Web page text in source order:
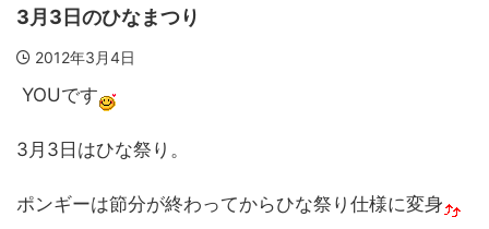
3月3日のひなまつり
2012年3月4日
YOUです
3月3日はひな祭り。
ポンギーは節分が終わってからひな祭り仕様に変身